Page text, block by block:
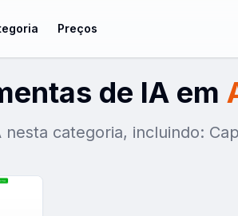
Preços
de IA em
categoria, incluindo: